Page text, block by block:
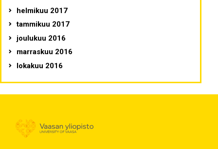
helmikuu 2017
tammikuu 2017
joulukuu 2016
marraskuu 2016
lokakuu 2016